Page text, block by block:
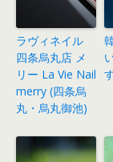
ラヴィネイル
四条烏丸店 メ
リー La Vie Nail
merry (四条烏
丸・烏丸御池)